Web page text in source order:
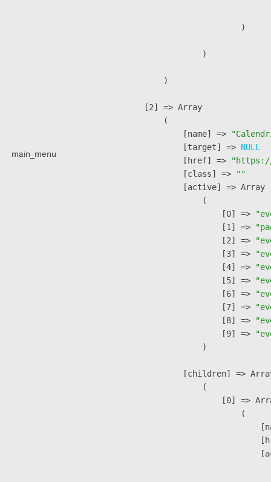
main_menu
                        )
                )
        )
    [2] => Array
        (
            [name] =>
            [target] =>
NULL
            [href] =>
            [class] =>
""
            [active] => Array
                (
                    [0] =>
                    [1] =>
                    [2] =>
                    [3] =>
                    [4] =>
                    [5] =>
                    [6] =>
                    [7] =>
                    [8] =>
                    [9] =>
                )
[children] =>
                (
[0] =>
                        (